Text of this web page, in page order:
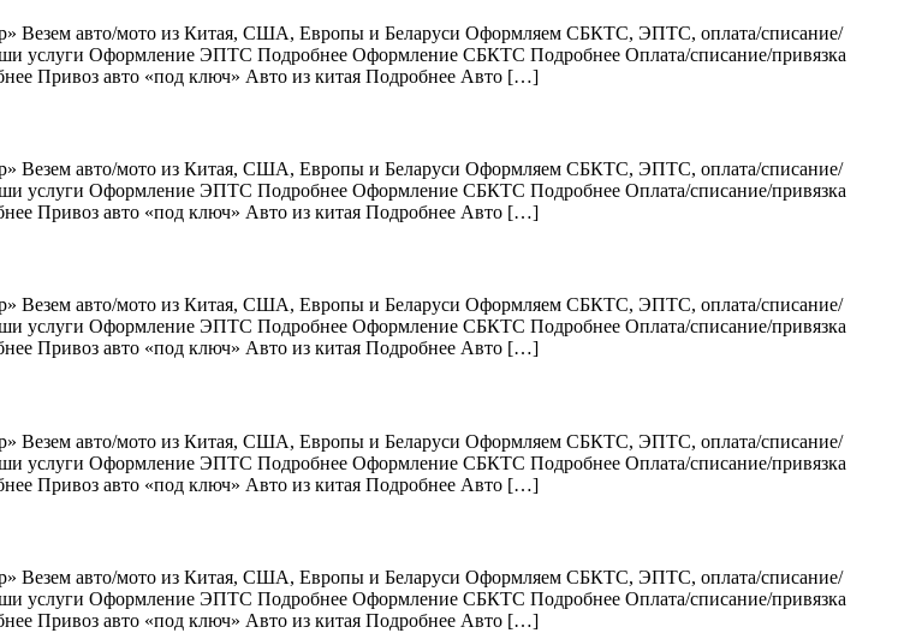
Везем авто/мото из Китая, США, Европы и Беларуси Оформляем СБКТС, ЭПТС, оплата/списание/
услуги Оформление ЭПТС Подробнее Оформление СБКТС Подробнее Оплата/списание/привязка
Привоз авто «под ключ» Авто из китая Подробнее Авто […]
Везем авто/мото из Китая, США, Европы и Беларуси Оформляем СБКТС, ЭПТС, оплата/списание/
услуги Оформление ЭПТС Подробнее Оформление СБКТС Подробнее Оплата/списание/привязка
Привоз авто «под ключ» Авто из китая Подробнее Авто […]
Везем авто/мото из Китая, США, Европы и Беларуси Оформляем СБКТС, ЭПТС, оплата/списание/
услуги Оформление ЭПТС Подробнее Оформление СБКТС Подробнее Оплата/списание/привязка
Привоз авто «под ключ» Авто из китая Подробнее Авто […]
Везем авто/мото из Китая, США, Европы и Беларуси Оформляем СБКТС, ЭПТС, оплата/списание/
услуги Оформление ЭПТС Подробнее Оформление СБКТС Подробнее Оплата/списание/привязка
Привоз авто «под ключ» Авто из китая Подробнее Авто […]
Везем авто/мото из Китая, США, Европы и Беларуси Оформляем СБКТС, ЭПТС, оплата/списание/
услуги Оформление ЭПТС Подробнее Оформление СБКТС Подробнее Оплата/списание/привязка
Привоз авто «под ключ» Авто из китая Подробнее Авто […]